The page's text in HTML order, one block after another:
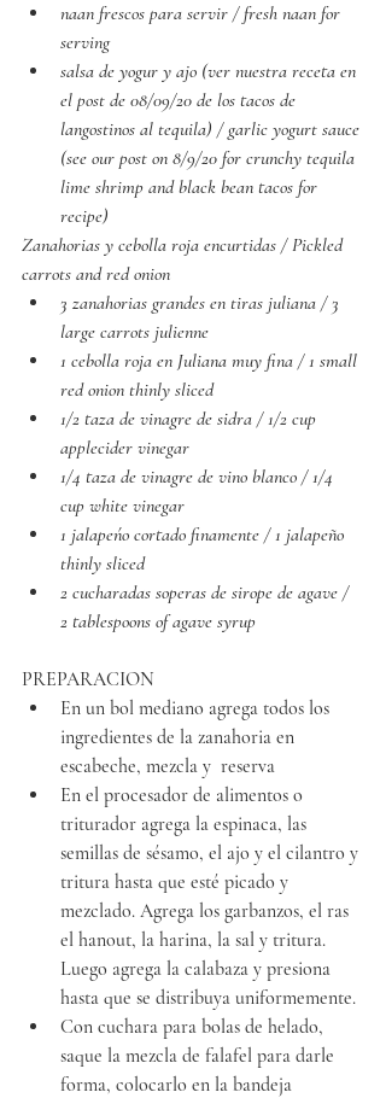
naan frescos para servir / fresh naan for
serving
salsa de yogur y ajo (ver nuestra receta en
el post de 08/09/20 de los tacos de
langostinos al tequila) / garlic yogurt sauce
(see our post on 8/9/20 for crunchy tequila
lime shrimp and black bean tacos for
recipe)
Zanahorias y cebolla roja encurtidas / Pickled
carrots and red onion
3 zanahorias grandes en tiras juliana / 3
large carrots julienne
1 cebolla roja en Juliana muy fina / 1 small
red onion thinly sliced
1/2 taza de vinagre de sidra / 1/2 cup
applecider vinegar
1/4 taza de vinagre de vino blanco / 1/4
cup white vinegar
1 jalapeńo cortado finamente / 1 jalapeño
thinly sliced
2 cucharadas soperas de sirope de agave /
2 tablespoons of agave syrup
PREPARACION
En un bol mediano agrega todos los
ingredientes de la zanahoria en
escabeche, mezcla y  reserva
En el procesador de alimentos o
triturador agrega la espinaca, las
semillas de sésamo, el ajo y el cilantro y
tritura hasta que esté picado y
mezclado. Agrega los garbanzos, el ras
el hanout, la harina, la sal y tritura.
Luego agrega la calabaza y presiona
hasta que se distribuya uniformemente.
Con cuchara para bolas de helado,
saque la mezcla de falafel para darle
forma, colocarlo en la bandeja